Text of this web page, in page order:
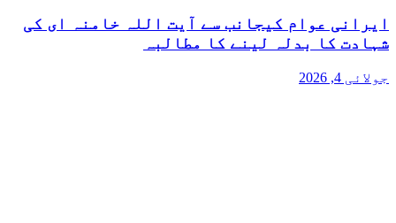
ایرانی عوام کیجانب سے آیت اللہ خامنہ ای کی
شہادت کا بدلہ لینے کا مطالبہ
جولائی 4, 2026